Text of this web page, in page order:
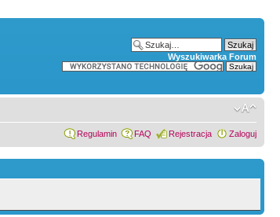
Wyszukiwarka Forum
Regulamin FAQ Rejestracja Zaloguj